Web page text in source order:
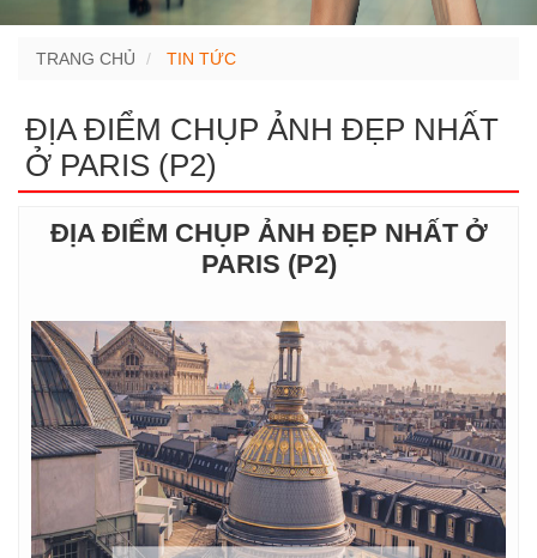
TRANG CHỦ TIN TỨC
ĐỊA ĐIỂM CHỤP ẢNH ĐẸP NHẤT
Ở PARIS (P2)
ĐỊA ĐIỂM CHỤP ẢNH ĐẸP NHẤT Ở
PARIS (P2)